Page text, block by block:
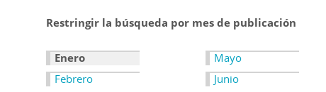
Restringir la búsqueda por mes de publicación
Enero
Febrero
Mayo
Junio